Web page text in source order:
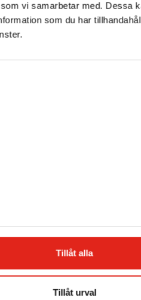
vi samarbetar med. Dessa
som du har
Tillåt alla
Tillåt urval
höger
kr